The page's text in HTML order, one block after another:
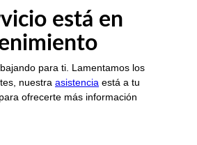
está en
para ti. Lamentamos los
nuestra asistencia está a tu
ofrecerte más información